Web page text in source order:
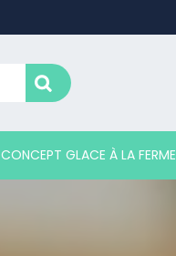
CONCEPT GLACE À LA FERME